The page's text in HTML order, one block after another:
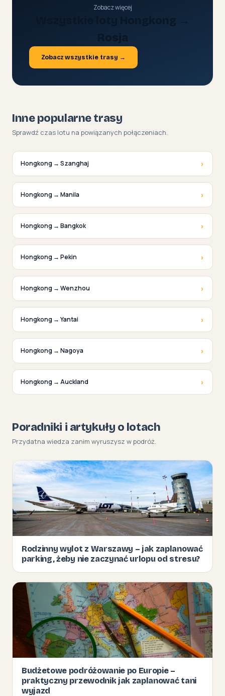
Zobacz więcej
Zobacz wszystkie trasy →
Inne popularne trasy
Sprawdź czas lotu na powiązanych połączeniach.
Hongkong → Szanghaj ›
Hongkong → Manila ›
Hongkong → Bangkok ›
Hongkong → Pekin ›
Hongkong → Wenzhou ›
Hongkong → Yantai ›
Hongkong → Nagoya ›
Hongkong → Auckland ›
Poradniki i artykuły o lotach
Przydatna wiedza zanim wyruszysz w podróż.
Rodzinny wylot z Warszawy – jak zaplanować
parking, żeby nie zaczynać urlopu od stresu?
Budżetowe podróżowanie po Europie –
praktyczny przewodnik jak zaplanować tani
wyjazd